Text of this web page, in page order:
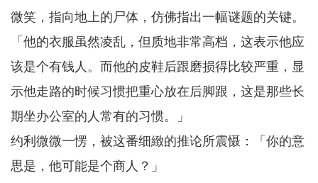
微笑，指向地上的尸体，仿佛指出一幅谜题的关键。
「他的衣服虽然凌乱，但质地非常高档，这表示他应
该是个有钱人。而他的皮鞋后跟磨损得比较严重，显
示他走路的时候习惯把重心放在后脚跟，这是那些长
期坐办公室的人常有的习惯。」
约利微微一愣，被这番细緻的推论所震慑：「你的意
思是，他可能是个商人？」